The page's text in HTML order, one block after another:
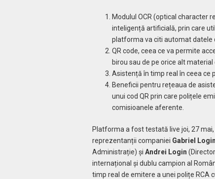
Modulul OCR (optical character
inteligență artificială, prin care
platforma va citi automat datele
QR code, ceea ce va permite
birou sau de pe orice alt
Asistență în timp real în ceea ce
Beneficii pentru rețeaua de
unui cod QR prin care polițele
comisioanele aferente.
Platforma a fost testată live joi, 27
reprezentanții companiei Gabriel Login
Administrație) și Andrei Login
internațional și dublu campion al
timp real de emitere a unei polițe RCA